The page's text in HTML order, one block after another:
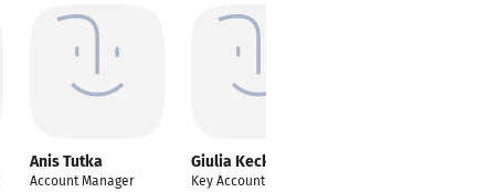
Anis Tutka
Account Manager
Giulia Keck
Key Account